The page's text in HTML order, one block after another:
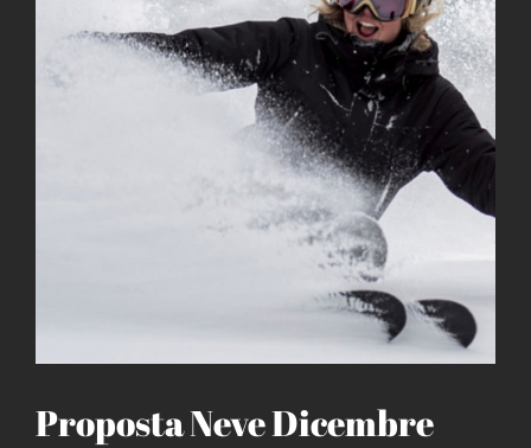
Proposta Neve Dicembre